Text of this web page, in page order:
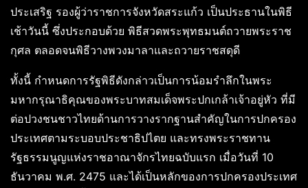
ประเสริฐ รองผู้ว่าราชการจังหวัดสระแก้ว เป็นประธานในพิธี
เช้าวันนี้ ซึ่งประกอบด้วย พิธีสวดพระพุทธมนต์ถวายพระราช
กุศล ตลอดจนพิธีวางพวงมาลาและถวายราชสดุดี
ทั้งนี้ กำหนดการรัฐพิธีดังกล่าวเป็นการน้อมรำลึกในพระ
มหากรุณาธิคุณของพระบาทสมเด็จพระปกเกล้าเจ้าอยู่หัว ที่มี
ต่อปวงชนชาวไทยด้านการวางรากฐานสำคัญในการปกครอง
ประเทศตามระบอบประชาธิปไตย และทรงพระราชทาน
รัฐธรรมนูญแห่งราชอาณาจักรไทยฉบับแรก เมื่อวันที่ 10
ธันวาคม พ.ศ. 2475 และได้เป็นหลักของการปกครองประเทศ